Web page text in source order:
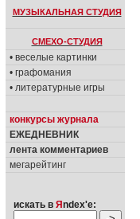
МУЗЫКАЛЬНАЯ СТУДИЯ
СМЕХО-СТУДИЯ
• веселые картинки
• графомания
• литературные игры
конкурсы журнала
ЕЖЕДНЕВНИК
лента комментариев
мегарейтинг
искать в Я ndex'е: